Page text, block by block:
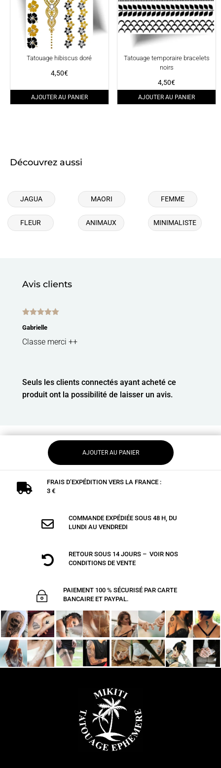
Tatouage hibiscus doré
4,50€
AJOUTER AU PANIER
Tatouage temporaire bracelets
noirs
4,50€
AJOUTER AU PANIER
Découvrez aussi
JAGUA MAORI FEMME
FLEUR ANIMAUX MINIMALISTE
Avis clients
5
Gabrielle
Classe merci ++
Seuls les clients connectés ayant acheté ce
produit ont la possibilité de laisser un avis.
AJOUTER AU PANIER

FRAIS D’EXPÉDITION VERS LA FRANCE :
3 €

COMMANDE EXPÉDIÉE SOUS 48 H, DU
LUNDI AU VENDREDI

RETOUR SOUS 14 JOURS – VOIR NOS
CONDITIONS DE VENTE
~
PAIEMENT 100 % SÉCURISÉ PAR CARTE
BANCAIRE ET PAYPAL.